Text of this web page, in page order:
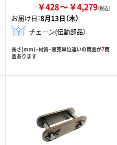
￥428 ￥4,279
お届け日：8月13日（木）
チェーン(伝動部品）
長さ(mm)・材質・販売単位違いの商品が7商
品あります